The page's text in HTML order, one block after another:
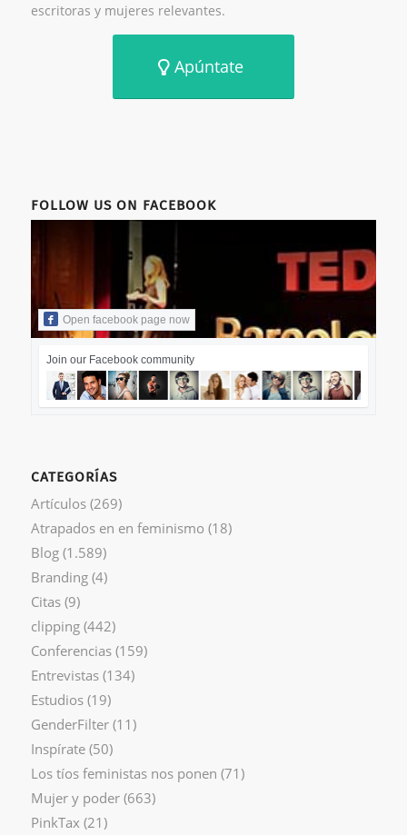
escritoras y mujeres relevantes.
Apúntate
FOLLOW US ON FACEBOOK
Open facebook page now
Join our Facebook community
CATEGORÍAS
Artículos(269)
Atrapados en en feminismo (18)
Blog(1.589)
Branding(4)
Citas(9)
clipping(442)
Conferencias(159)
Entrevistas(134)
Estudios(19)
GenderFilter(11)
Inspírate(50)
Los tíos feministas nos ponen (71)
Mujer y poder(663)
PinkTax(21)